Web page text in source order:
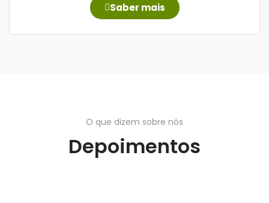
Saber mais
O que dizem sobre nós
Depoimentos